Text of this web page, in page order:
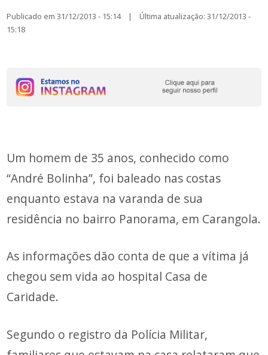
Publicado em 31/12/2013 - 15:14 | Última atualização: 31/12/2013 -
15:18
Um homem de 35 anos, conhecido como
“André Bolinha”, foi baleado nas costas
enquanto estava na varanda de sua
residência no bairro Panorama, em Carangola.
As informações dão conta de que a vítima já
chegou sem vida ao hospital Casa de
Caridade.
Segundo o registro da Polícia Militar,